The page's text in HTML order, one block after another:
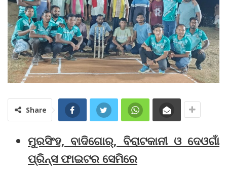
Share
ମୁରସିଂହ, ବାଦିଗୋର୍, ବିରାଟକାନୀ ଓ ଦେଓଗାଁ
ପ୍ରିନ୍ସ ଫାଇଟର ସେମିରେ